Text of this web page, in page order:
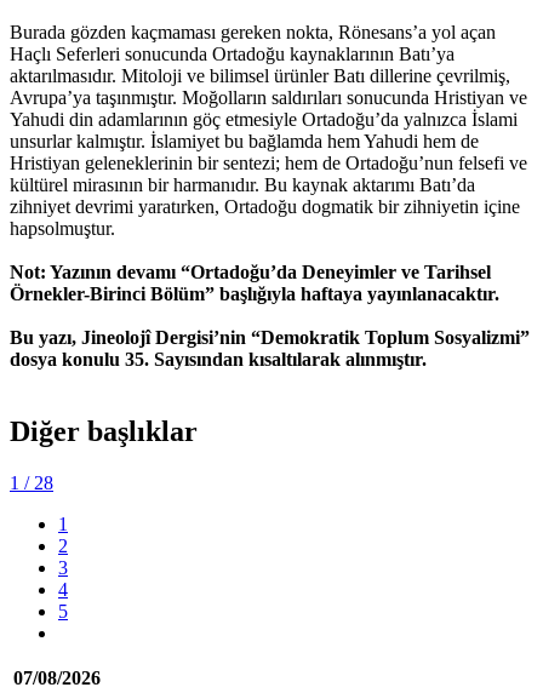
Burada gözden kaçmaması gereken nokta, Rönesans’a yol açan
Haçlı Seferleri sonucunda Ortadoğu kaynaklarının Batı’ya
aktarılmasıdır. Mitoloji ve bilimsel ürünler Batı dillerine çevrilmiş,
Avrupa’ya taşınmıştır. Moğolların saldırıları sonucunda Hristiyan ve
Yahudi din adamlarının göç etmesiyle Ortadoğu’da yalnızca İslami
unsurlar kalmıştır. İslamiyet bu bağlamda hem Yahudi hem de
Hristiyan geleneklerinin bir sentezi; hem de Ortadoğu’nun felsefi ve
kültürel mirasının bir harmanıdır. Bu kaynak aktarımı Batı’da
zihniyet devrimi yaratırken, Ortadoğu dogmatik bir zihniyetin içine
hapsolmuştur.
Not: Yazının devamı “Ortadoğu’da Deneyimler ve Tarihsel
Örnekler-Birinci Bölüm” başlığıyla haftaya yayınlanacaktır.
Bu yazı, Jineolojî Dergisi’nin “Demokratik Toplum Sosyalizmi”
dosya konulu 35. Sayısından kısaltılarak alınmıştır.
Diğer başlıklar
1 / 28
1
2
3
4
5
07/08/2026